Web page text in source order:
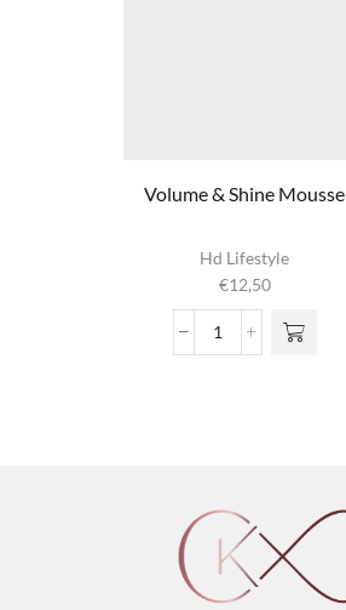
Volume & Shine Mousse
Hd Lifestyle
€12,50
Volume